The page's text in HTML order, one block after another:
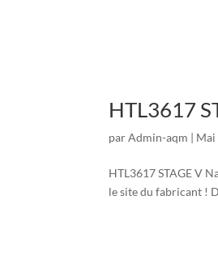
HTL3617
parAdmin-aqm | Mai
HTL3617 STAGE V
le site du fabricant !